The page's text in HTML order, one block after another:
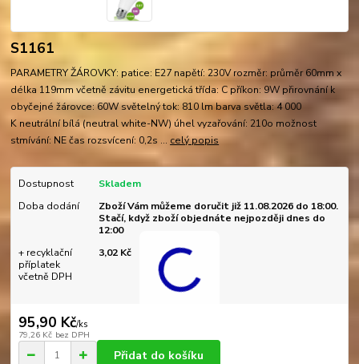
S1161
PARAMETRY ŽÁROVKY: patice: E27 napětí: 230V rozměr: průměr 60mm x
délka 119mm včetně závitu energetická třída: C příkon: 9W přirovnání k
obyčejné žárovce: 60W světelný tok: 810 lm barva světla: 4 000
K neutrální bílá (neutral white-NW) úhel vyzařování: 210o možnost
stmívání: NE čas rozsvícení: 0,2s ... celý popis
Dostupnost
Skladem
Doba dodání
Zboží Vám můžeme doručit již 11.08.2026 do 18:00.
Stačí, když zboží objednáte nejpozději dnes do
12:00
+ recyklační
příplatek
včetně DPH
3,02 Kč
95,90 Kč/ks
79,26 Kč bez DPH
Přidat do košíku